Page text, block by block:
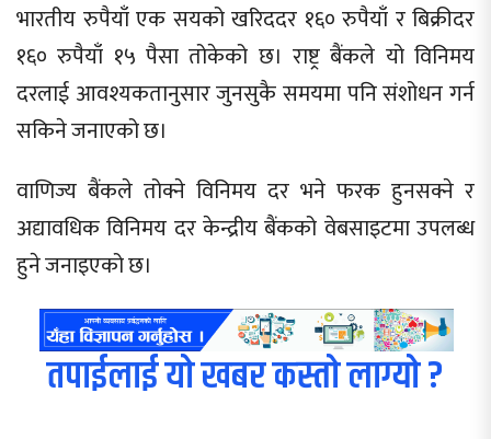
भारतीय रुपैयाँ एक सयको खरिददर १६० रुपैयाँ र बिक्रीदर
१६० रुपैयाँ १५ पैसा तोकेको छ। राष्ट्र बैंकले यो विनिमय
दरलाई आवश्यकतानुसार जुनसुकै समयमा पनि संशोधन गर्न
सकिने जनाएको छ।
वाणिज्य बैंकले तोक्ने विनिमय दर भने फरक हुनसक्ने र
अद्यावधिक विनिमय दर केन्द्रीय बैंकको वेबसाइटमा उपलब्ध
हुने जनाइएको छ।
तपाईलाई यो खबर कस्तो लाग्यो ?